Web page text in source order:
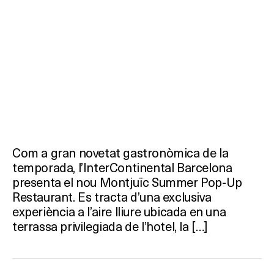
Com a gran novetat gastronòmica de la
temporada, l’InterContinental Barcelona
presenta el nou Montjuïc Summer Pop-Up
Restaurant. Es tracta d’una exclusiva
experiència a l’aire lliure ubicada en una
terrassa privilegiada de l’hotel, la […]